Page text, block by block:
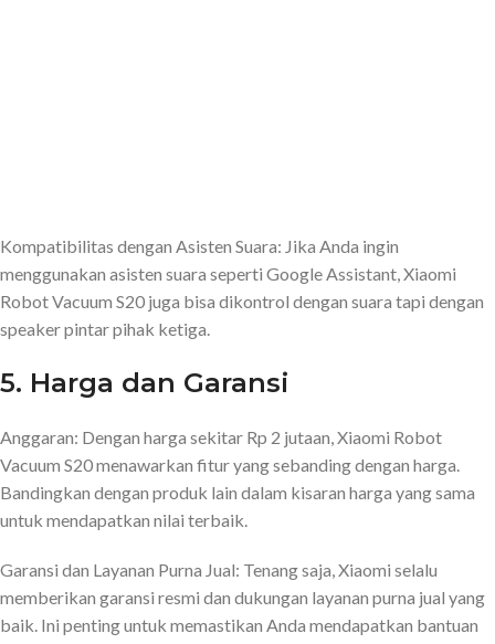
Kompatibilitas dengan Asisten Suara: Jika Anda ingin
menggunakan asisten suara seperti Google Assistant, Xiaomi
Robot Vacuum S20 juga bisa dikontrol dengan suara tapi dengan
speaker pintar pihak ketiga.
5. Harga dan Garansi
Anggaran: Dengan harga sekitar Rp 2 jutaan, Xiaomi Robot
Vacuum S20 menawarkan fitur yang sebanding dengan harga.
Bandingkan dengan produk lain dalam kisaran harga yang sama
untuk mendapatkan nilai terbaik.
Garansi dan Layanan Purna Jual: Tenang saja, Xiaomi selalu
memberikan garansi resmi dan dukungan layanan purna jual yang
baik. Ini penting untuk memastikan Anda mendapatkan bantuan